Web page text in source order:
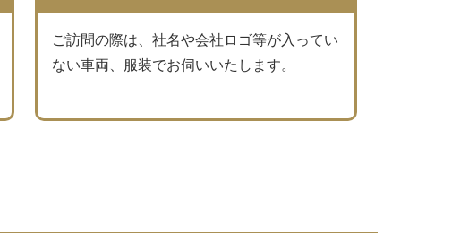
ご訪問の際は、社名や会社ロゴ等が入ってい
ない車両、服装でお伺いいたします。